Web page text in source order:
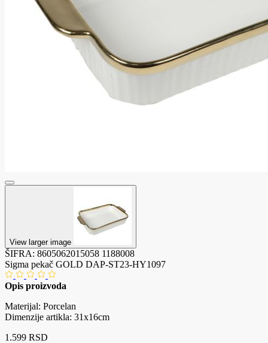
View larger image
ŠIFRA: 8605062015058 1188008
Sigma pekač GOLD DAP-ST23-HY1097
Opis proizvoda
Materijal: Porcelan
Dimenzije artikla: 31x16cm
1.599 RSD